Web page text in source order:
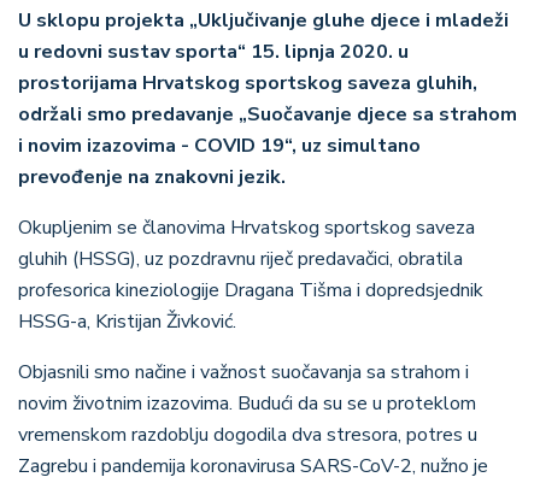
U sklopu projekta „Uključivanje gluhe djece i mladeži
u redovni sustav sporta“ 15. lipnja 2020. u
prostorijama Hrvatskog sportskog saveza gluhih,
održali smo predavanje „Suočavanje djece sa strahom
i novim izazovima - COVID 19“, uz simultano
prevođenje na znakovni jezik.
Okupljenim se članovima Hrvatskog sportskog saveza
gluhih (HSSG), uz pozdravnu riječ predavačici, obratila
profesorica kineziologije Dragana Tišma i dopredsjednik
HSSG-a, Kristijan Živković.
Objasnili smo načine i važnost suočavanja sa strahom i
novim životnim izazovima. Budući da su se u proteklom
vremenskom razdoblju dogodila dva stresora, potres u
Zagrebu i pandemija koronavirusa SARS-CoV-2, nužno je